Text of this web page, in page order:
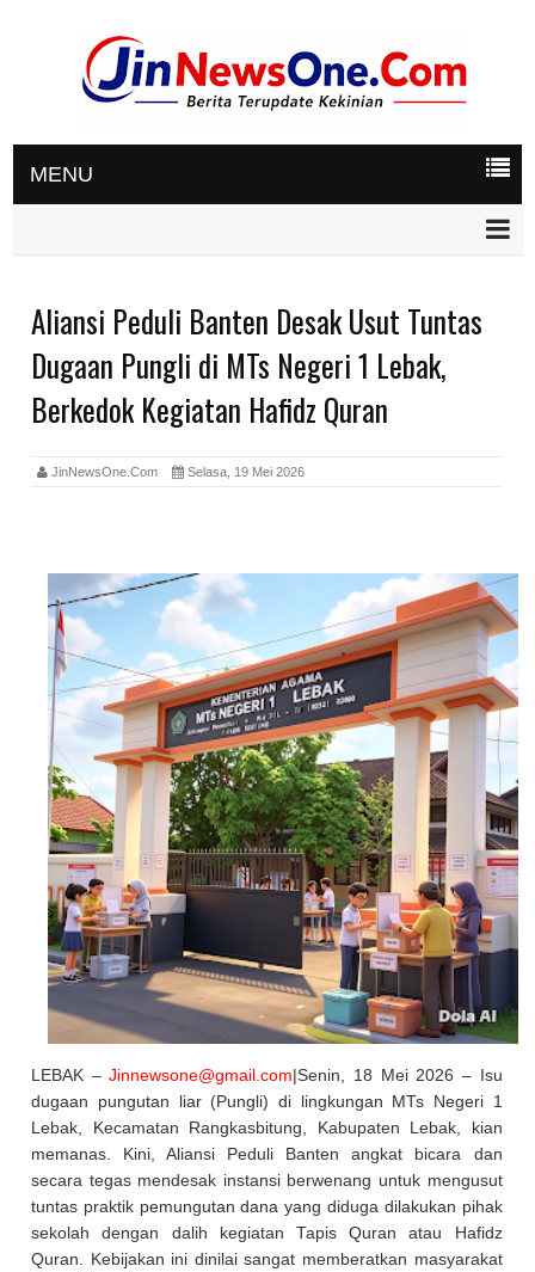
MENU
Aliansi Peduli Banten Desak Usut Tuntas
Dugaan Pungli di MTs Negeri 1 Lebak,
Berkedok Kegiatan Hafidz Quran
JinNewsOne.Com Selasa, 19 Mei 2026
LEBAK –Jinnewsone@gmail.com |Senin, 18 Mei 2026 – Isu
dugaan pungutan liar (Pungli) di lingkungan MTs Negeri 1
Lebak, Kecamatan Rangkasbitung, Kabupaten Lebak, kian
memanas. Kini, Aliansi Peduli Banten angkat bicara dan
secara tegas mendesak instansi berwenang untuk mengusut
tuntas praktik pemungutan dana yang diduga dilakukan pihak
sekolah dengan dalih kegiatan Tapis Quran atau Hafidz
Quran. Kebijakan ini dinilai sangat memberatkan masyarakat